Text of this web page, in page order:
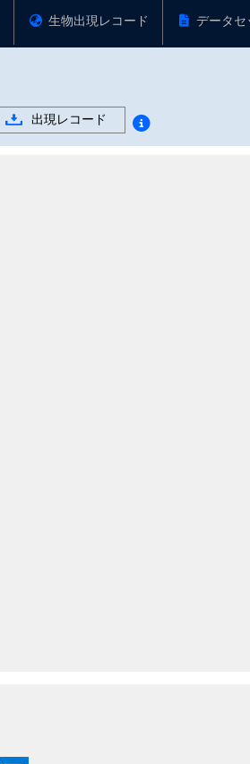
生物出現レコード データセ
出現レコード